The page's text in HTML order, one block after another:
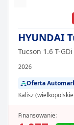
HYUNDAI
Tucson 1.6 T-
2026
Oferta
Kalisz
Finansowanie: